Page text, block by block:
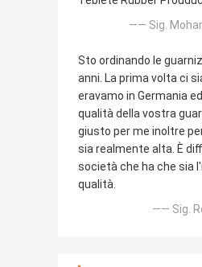
—— Sig.
Sto ordinando le
anni. La prima volta ci
eravamo in Germania
qualità della vostra
giusto per me inoltre
sia realmente alta. È
società che ha che sia
qualità.
—— Sig.